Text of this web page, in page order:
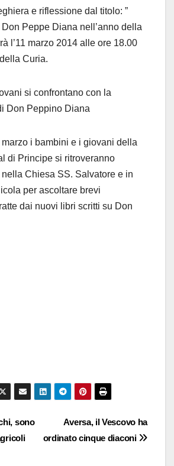
e riflessione dal titolo: ”
Don Peppe Diana nell’anno della
l’11 marzo 2014 alle ore 18.00
Curia.
si confrontano con la
Don Peppino Diana
i bambini e i giovani della
di Principe si ritroveranno
Chiesa SS. Salvatore e in
per ascoltare brevi
dai nuovi libri scritti su Don
Aversa, il Vescovo ha
ordinato cinque diaconi
sono